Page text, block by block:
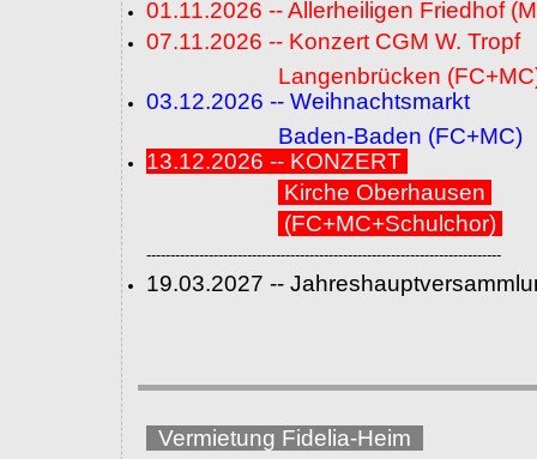
01.11.2026 -- Allerheiligen Friedhof
07.11.2026 -- Konzert CGM W. Tropf
Langenbrücken
03.12.2026 -- Weihnachtsmarkt
Baden-Baden (FC+MC)
13.12.2026 -- KONZERT
Kirche Oberhausen
(FC+MC+Schulchor)
--------------------------------------------------------------------------
19.03.2027 --
Vermietung Fidelia-Heim